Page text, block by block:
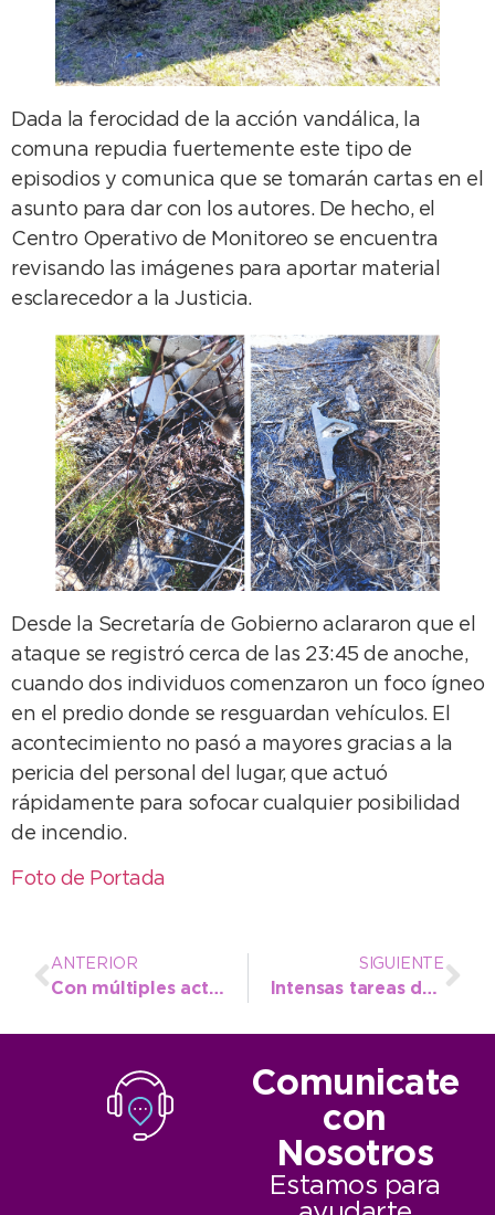
Dada la ferocidad de la acción vandálica, la
comuna repudia fuertemente este tipo de
episodios y comunica que se tomarán cartas en el
asunto para dar con los autores. De hecho, el
Centro Operativo de Monitoreo se encuentra
revisando las imágenes para aportar material
esclarecedor a la Justicia.
Desde la Secretaría de Gobierno aclararon que el
ataque se registró cerca de las 23:45 de anoche,
cuando dos individuos comenzaron un foco ígneo
en el predio donde se resguardan vehículos. El
acontecimiento no pasó a mayores gracias a la
pericia del personal del lugar, que actuó
rápidamente para sofocar cualquier posibilidad
de incendio.
Foto de Portada
ANTERIOR
Con múltiples actividades, quedó inaugurada la Feria del Libro y de las Artes
SIGUIENTE
Intensas tareas del Emsur en los ejidos urbanos de Necochea y Quequén
Comunicate
con
Nosotros
Estamos para